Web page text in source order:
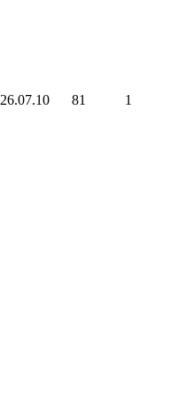
26.07.10 81 1